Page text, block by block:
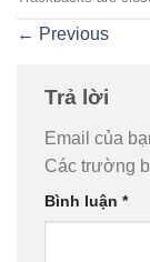
← Previous
Trả lời
Email của
Các trường
Bình luận *